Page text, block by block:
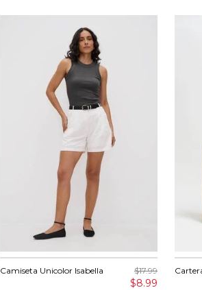
Camiseta Unicolor Isabella $17.99
$8.99